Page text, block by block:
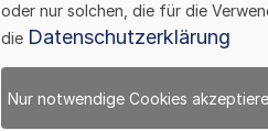
Gesetz
oder nur solchen, die für die
die Datenschutzerklärung
Nur notwendige Cookies